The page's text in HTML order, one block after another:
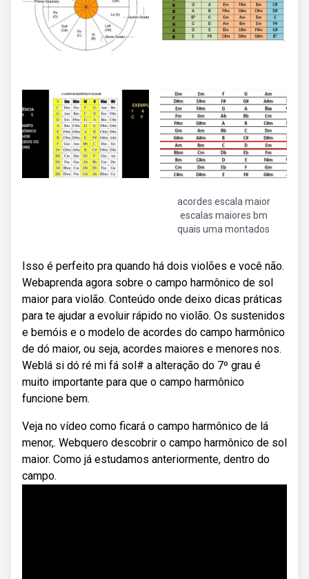
acordes escala maior
escalas maiores bm
quais uma montados
Isso é perfeito pra quando há dois violões e você não.
Webaprenda agora sobre o campo harmônico de sol
maior para violão. Conteúdo onde deixo dicas práticas
para te ajudar a evoluir rápido no violão. Os sustenidos
e bemóis e o modelo de acordes do campo harmônico
de dó maior, ou seja, acordes maiores e menores nos.
Weblá si dó ré mi fá sol# a alteração do 7º grau é
muito importante para que o campo harmônico
funcione bem.
Veja no vídeo como ficará o campo harmônico de lá
menor,. Webquero descobrir o campo harmônico de sol
maior. Como já estudamos anteriormente, dentro do
campo.